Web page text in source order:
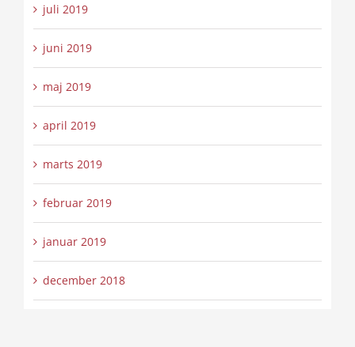
juli 2019
juni 2019
maj 2019
april 2019
marts 2019
februar 2019
januar 2019
december 2018